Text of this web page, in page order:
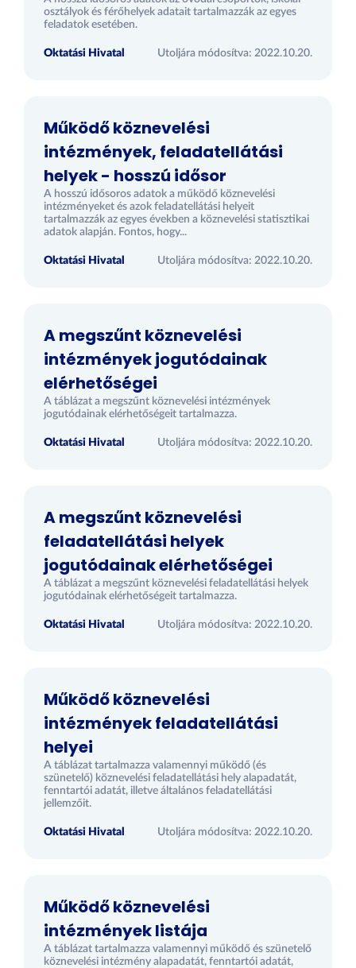
osztályok és férőhelyek adatait tartalmazzák az egyes
feladatok esetében.
Oktatási Hivatal Utoljára módosítva: 2022.10.20.
Működő köznevelési
intézmények, feladatellátási
helyek - hosszú idősor
A hosszú idősoros adatok a működő köznevelési
intézményeket és azok feladatellátási helyeit
tartalmazzák az egyes években a köznevelési statisztikai
adatok alapján. Fontos, hogy...
Oktatási Hivatal Utoljára módosítva: 2022.10.20.
A megszűnt köznevelési
intézmények jogutódainak
elérhetőségei
A táblázat a megszűnt köznevelési intézmények
jogutódainak elérhetőségeit tartalmazza.
Oktatási Hivatal Utoljára módosítva: 2022.10.20.
A megszűnt köznevelési
feladatellátási helyek
jogutódainak elérhetőségei
A táblázat a megszűnt köznevelési feladatellátási helyek
jogutódainak elérhetőségeit tartalmazza.
Oktatási Hivatal Utoljára módosítva: 2022.10.20.
Működő köznevelési
intézmények feladatellátási
helyei
A táblázat tartalmazza valamennyi működő (és
szünetelő) köznevelési feladatellátási hely alapadatát,
fenntartói adatát, illetve általános feladatellátási
jellemzőit.
Oktatási Hivatal Utoljára módosítva: 2022.10.20.
Működő köznevelési
intézmények listája
A táblázat tartalmazza valamennyi működő és szünetelő
köznevelési intézmény alapadatát, fenntartói adatát,